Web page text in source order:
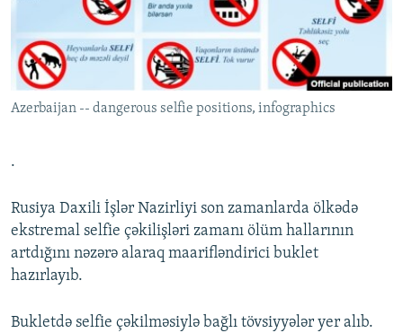
İNFOQRAFIKA
KARIKATURA
AZƏRBAYCAN ƏDƏBIYYATI KITABXANASI
İSLAM VƏ DEMOKRATIYA
İZ - MƏDƏNIYYƏT PROQRAMI
MISSIYAMIZ
PEŞƏ ETIKASI VƏ JURNALISTIKA STANDARTLARIMIZ
MATERIALLARIMIZDAN ISTIFADƏ
AZADLIQRADIOSU MOBIL TELEFONUNUZDA
BIZI IZLƏ
RFE/RL-in bütün saytları
Azerbaijan -- dangerous selfie positions, infographics
.
Rusiya Daxili İşlər Nazirliyi son zamanlarda ölkədə
ekstremal selfie çəkilişləri zamanı ölüm hallarının
artdığını nəzərə alaraq maarifləndirici buklet
hazırlayıb.
Bukletdə selfie çəkilməsiylə bağlı tövsiyyələr yer alıb.